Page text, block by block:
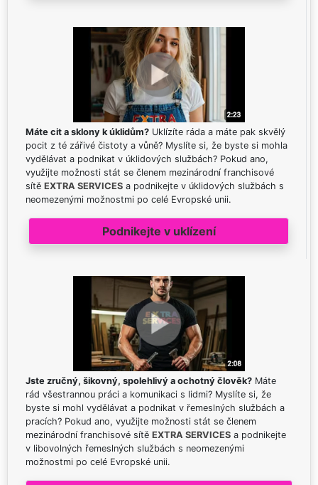
Máte cit a sklony k úklidům? Uklízíte ráda a máte pak skvělý
pocit z té zářivé čistoty a vůně? Myslíte si, že byste si mohla
vydělávat a podnikat v úklidových službách? Pokud ano,
využijte možnosti stát se členem mezinárodní franchisové
sítě EXTRA SERVICES a podnikejte v úklidových službách s
neomezenými možnostmi po celé Evropské unii.
Podnikejte v uklízení
Jste zručný, šikovný, spolehlivý a ochotný člověk? Máte
rád všestrannou práci a komunikaci s lidmi? Myslíte si, že
byste si mohl vydělávat a podnikat v řemeslných službách a
pracích? Pokud ano, využijte možnosti stát se členem
mezinárodní franchisové sítě EXTRA SERVICES a podnikejte
v libovolných řemeslných službách s neomezenými
možnostmi po celé Evropské unii.